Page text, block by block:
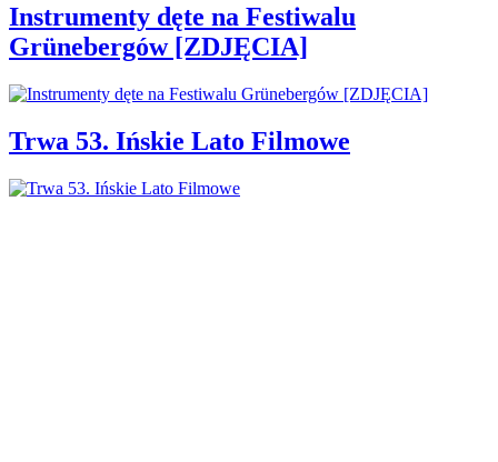
Instrumenty dęte na Festiwalu
Grünebergów [ZDJĘCIA]
Trwa 53. Ińskie Lato Filmowe